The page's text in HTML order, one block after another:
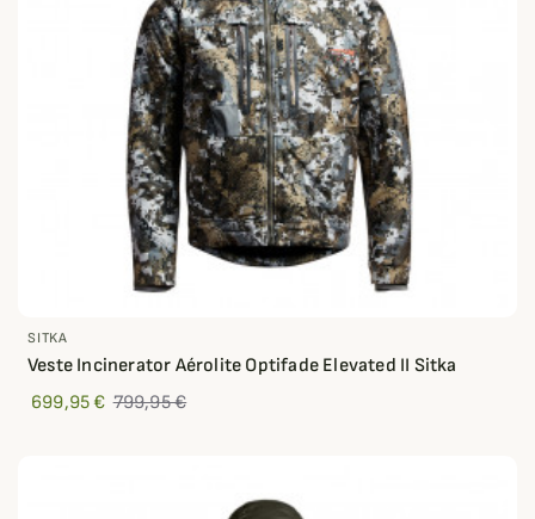
SITKA
Veste Incinerator Aérolite Optifade Elevated II Sitka
699,95 € 799,95 €